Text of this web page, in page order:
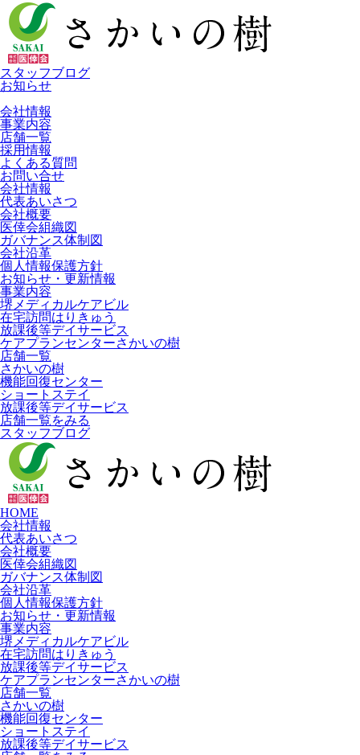
スタッフブログ
お知らせ
会社情報
事業内容
店舗一覧
採用情報
よくある質問
お問い合せ
会社情報
代表あいさつ
会社概要
医倖会組織図
ガバナンス体制図
会社沿革
個人情報保護方針
お知らせ・更新情報
事業内容
堺メディカルケアビル
在宅訪問はりきゅう
放課後等デイサービス
ケアプランセンターさかいの樹
店舗一覧
さかいの樹
機能回復センター
ショートステイ
放課後等デイサービス
店舗一覧をみる
スタッフブログ
HOME
会社情報
代表あいさつ
会社概要
医倖会組織図
ガバナンス体制図
会社沿革
個人情報保護方針
お知らせ・更新情報
事業内容
堺メディカルケアビル
在宅訪問はりきゅう
放課後等デイサービス
ケアプランセンターさかいの樹
店舗一覧
さかいの樹
機能回復センター
ショートステイ
放課後等デイサービス